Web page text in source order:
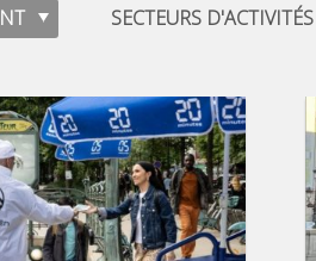
SECTEURS D'ACTIVITÉS